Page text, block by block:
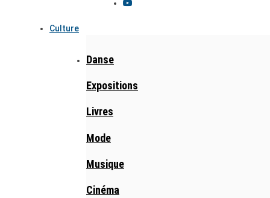
Culture
Danse
Expositions
Livres
Mode
Musique
Cinéma